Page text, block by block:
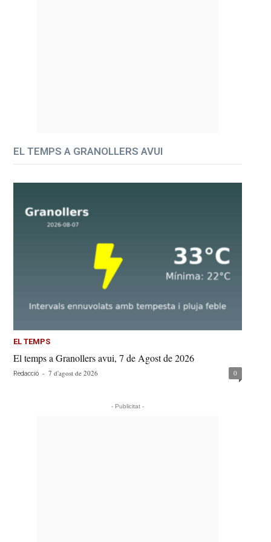
EL TEMPS A GRANOLLERS AVUI
EL TEMPS
El temps a Granollers avui, 7 de Agost de 2026
Redacció - 7 d'agost de 2026 0
- Publicitat -